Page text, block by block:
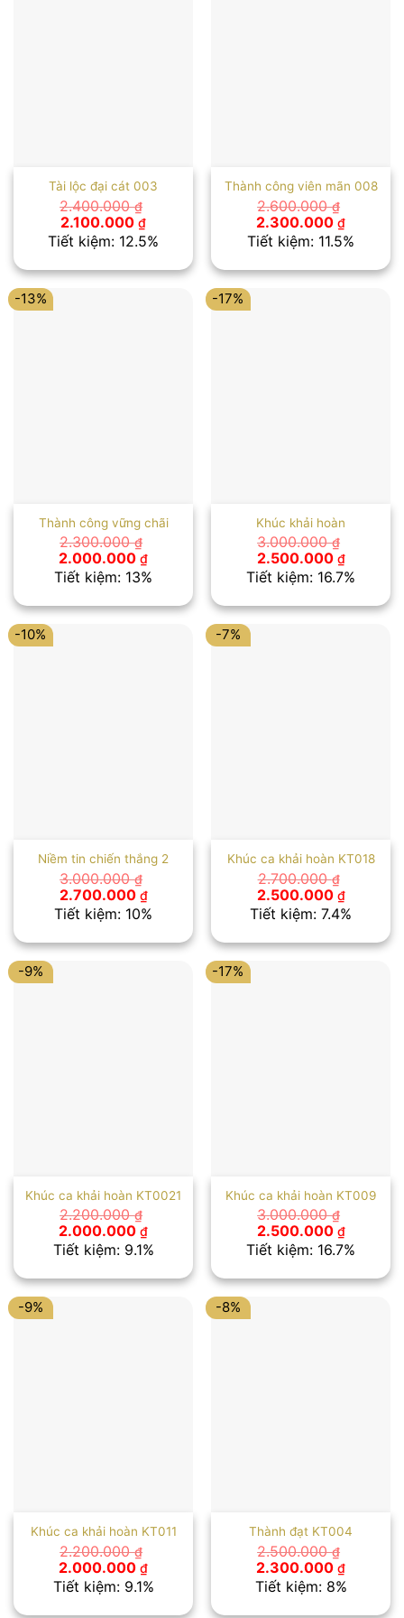
Tài lộc đại cát 003
2.400.000₫
Giá
gốc
là:
2.100.000 ₫Giá
hiện
tại
2.100.000 ₫.
Tiết kiệm: 12.5%
Thành công viên mãn 008
2.600.000₫
Giá
gốc
là:
2.300.000 ₫Giá
hiện
tại
Tiết kiệm: 11.5%
-13%
Thành công vững chãi
2.300.000₫
Giá
gốc
là:
2.000.000 ₫Giá
hiện
tại
2.000.000 ₫.
Tiết kiệm: 13%
-17%
Khúc khải hoàn
3.000.000₫
Giá
gốc
là:
2.500.000 ₫Giá
hiện
tại
Tiết kiệm: 16.7%
-10%
Niềm tin chiến thắng 2
3.000.000₫
Giá
gốc
là:
2.700.000 ₫Giá
hiện
tại
2.700.000 ₫.
Tiết kiệm: 10%
-7%
Khúc ca khải hoàn KT018
2.700.000₫
Giá
gốc
là:
2.500.000 ₫Giá
hiện
tại
Tiết kiệm: 7.4%
-9%
Khúc ca khải hoàn KT0021
2.200.000₫
Giá
gốc
là:
2.000.000 ₫Giá
hiện
tại
2.000.000 ₫.
Tiết kiệm: 9.1%
-17%
Khúc ca khải hoàn KT009
3.000.000₫
Giá
gốc
là:
2.500.000 ₫Giá
hiện
tại
Tiết kiệm: 16.7%
-9%
Khúc ca khải hoàn KT011
2.200.000₫
Giá
gốc
là:
2.000.000 ₫Giá
hiện
tại
Tiết kiệm: 9.1%
-8%
Thành đạt KT004
2.500.000₫
Giá
gốc
là:
2.300.000 ₫Giá
hiện
tại
Tiết kiệm: 8%